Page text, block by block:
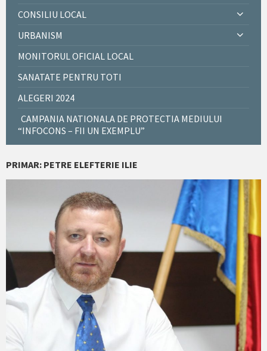
CONSILIU LOCAL
URBANISM
MONITORUL OFICIAL LOCAL
SANATATE PENTRU TOTI
ALEGERI 2024
CAMPANIA NATIONALA DE PROTECTIA MEDIULUI
“INFOCONS – FII UN EXEMPLU”
PRIMAR: PETRE ELEFTERIE ILIE